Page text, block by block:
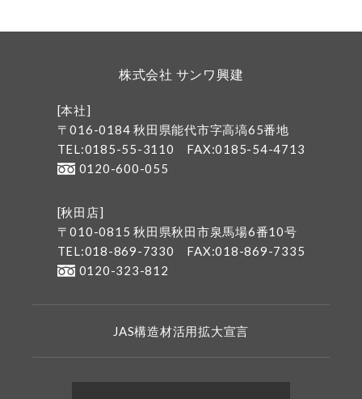
株式会社 サンワ興建
[本社]
〒016-0184 秋田県能代市字高塙65番地
TEL:0185-55-3110
FAX:0185-54-4713
0120-600-055
[秋田店]
〒010-0815 秋田県秋田市泉馬場6番10号
TEL:018-869-7330
FAX:018-869-7335
0120-323-812
JAS構造材活用拡大宣言